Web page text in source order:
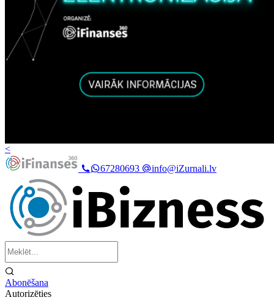
<
67280693
info@iZurnali.lv
Abonēšana
Autorizēties